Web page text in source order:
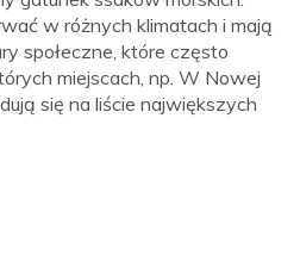
w różnych klimatach i mają
społeczne, które często
miejscach, np. W Nowej
się na liście największych